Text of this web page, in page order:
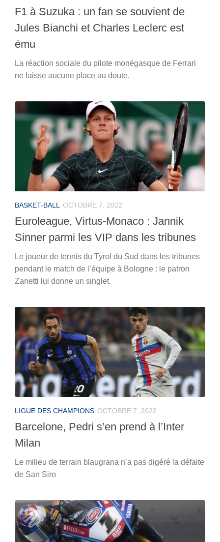
F1 à Suzuka : un fan se souvient de
Jules Bianchi et Charles Leclerc est
ému
La réaction sociale du pilote monégasque de Ferrari
ne laisse aucune place au doute.
BASKET-BALL OCTOBRE 7, 2022
Euroleague, Virtus-Monaco : Jannik
Sinner parmi les VIP dans les tribunes
Le joueur de tennis du Tyrol du Sud dans les tribunes
pendant le match de l’équipe à Bologne : le patron
Zanetti lui donne un singlet.
LIGUE DES CHAMPIONS OCTOBRE 7, 2022
Barcelone, Pedri s’en prend à l’Inter
Milan
Le milieu de terrain blaugrana n’a pas digéré la défaite
de San Siro